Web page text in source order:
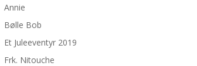
Annie
Bølle Bob
Et Juleeventyr 2019
Frk. Nitouche